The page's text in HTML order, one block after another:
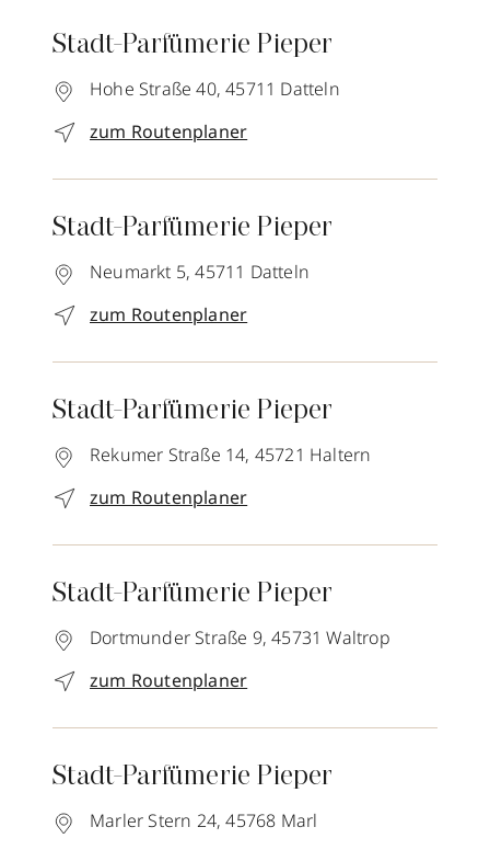
Stadt-Parfümerie Pieper
Hohe Straße 40, 45711 Datteln
zum Routenplaner
Stadt-Parfümerie Pieper
Neumarkt 5, 45711 Datteln
zum Routenplaner
Stadt-Parfümerie Pieper
Rekumer Straße 14, 45721 Haltern
zum Routenplaner
Stadt-Parfümerie Pieper
Dortmunder Straße 9, 45731 Waltrop
zum Routenplaner
Stadt-Parfümerie Pieper
Marler Stern 24, 45768 Marl